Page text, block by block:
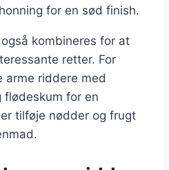
for en sød finish.
kombineres for at
retter. For
arme riddere med
flødeskum for en
tilføje nødder og frugt